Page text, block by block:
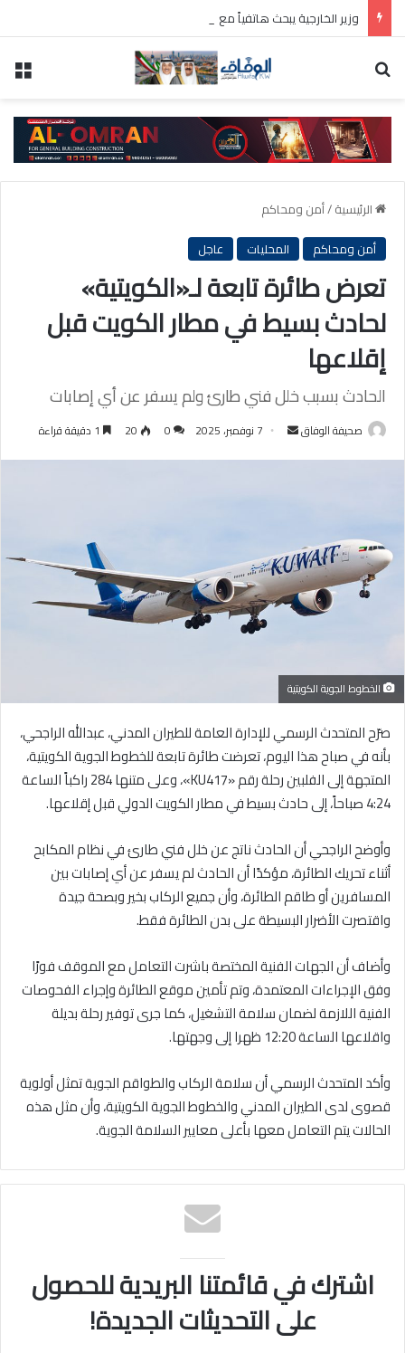
الرئيسية/أمن ومحاكم
أمن ومحاكم
المحليات عاجل
تعرض طائرة تابعة لـ«الكويتية»
لحادث بسيط في مطار الكويت قبل
إقلاعها
الحادث بسبب خلل فني طارئ ولم يسفر عن أي إصابات
صحيفة الوفاق
أرسل 7 نوفمبر، 2025 0
20
الخطوط الجوية الكويتية
صرّح المتحدث الرسمي للإدارة العامة للطيران المدني، عبدالله الراجحي،
بأنه في صباح هذا اليوم، تعرضت طائرة تابعة للخطوط الجوية الكويتية،
المتجهة إلى الفلبين رحلة رقم «KU417»، وعلى متنها 284 راكباً الساعة
4:24 صباحاً، إلى حادث بسيط في مطار الكويت الدولي قبل إقلاعها.
وأوضح الراجحي أن الحادث ناتج عن خلل فني طارئ في نظام المكابح
أثناء تحريك الطائرة، مؤكدًا أن الحادث لم يسفر عن أي إصابات بين
المسافرين أو طاقم الطائرة، وأن جميع الركاب بخير وبصحة جيدة
واقتصرت الأضرار البسيطة على بدن الطائرة فقط.
وأضاف أن الجهات الفنية المختصة باشرت التعامل مع الموقف فورًا
وفق الإجراءات المعتمدة، وتم تأمين موقع الطائرة وإجراء الفحوصات
الفنية اللازمة لضمان سلامة التشغيل، كما جرى توفير رحلة بديلة
واقلاعها الساعة 12:20 ظهرا إلى وجهتها.
وأكد المتحدث الرسمي أن سلامة الركاب والطواقم الجوية تمثل أولوية
قصوى لدى الطيران المدني والخطوط الجوية الكويتية، وأن مثل هذه
الحالات يتم التعامل معها بأعلى معايير السلامة الجوية.
اشترك في قائمتنا البريدية للحصول
على التحديثات الجديدة!